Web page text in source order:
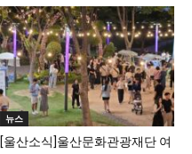
뉴스
[울산소식]울산문화관광재단 여